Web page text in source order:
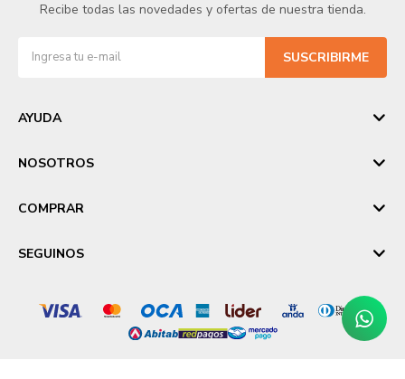
Recibe todas las novedades y ofertas de nuestra tienda.
SUSCRIBIRME
AYUDA
NOSOTROS
COMPRAR
SEGUINOS